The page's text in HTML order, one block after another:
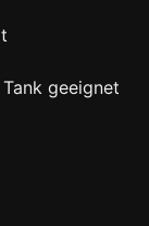
geeignet